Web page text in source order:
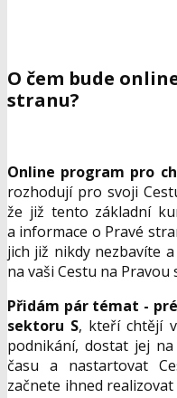
O čem bude
stranu?
Online program pro
rozhodují pro svoji
že již tento základní
a informace o Pravé
jich již nikdy nezbavíte
na vaši Cestu na Pravou
Přidám pár témat -
sektoru S, kteří chtějí
podnikání, dostat jej
času a nastartovat
začnete ihned